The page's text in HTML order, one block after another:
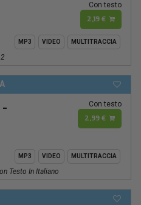
Con testo
2,19 €
MP3 VIDEO MULTITRACCIA
-
Con testo
2,99 €
MP3 VIDEO MULTITRACCIA
Testo In Italiano